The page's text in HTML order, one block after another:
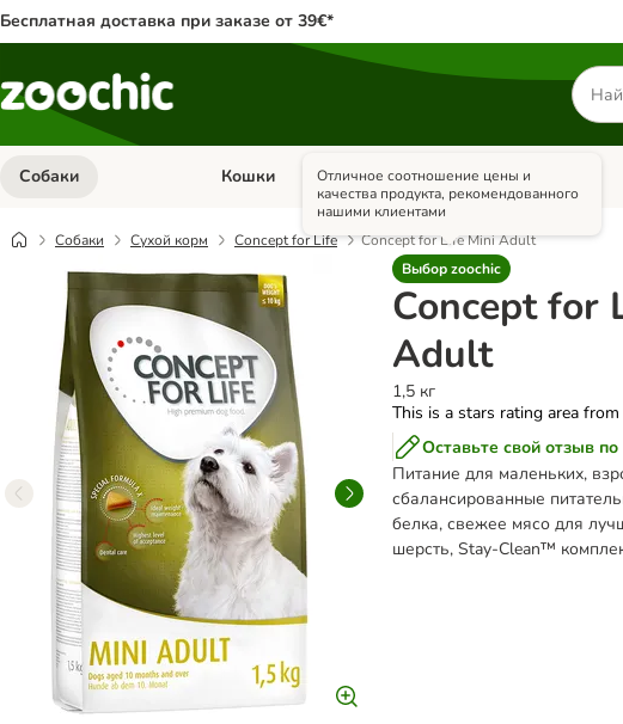
Бесплатная доставка при заказе от 39€*
Поиск
Собаки Откройте меню категории: Собаки
Кошки Откройте меню категории:
Грызуны и кролики
Собаки Сухой корм Concept for Life
Concept for Life Mini Adult
Выбор zoochic
Отличное соотношение цены и
качества продукта, рекомендованного
нашими клиентами
Concept for
Adult
1,5 кг
This is a stars rating area
Оставьте свой отзыв
Питание для маленьких,
сбалансированные
белка, свежее мясо для
шерсть, Stay-Clean™